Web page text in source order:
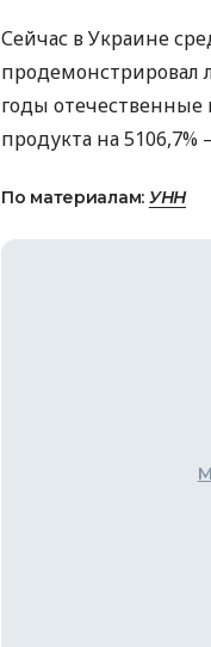
Сейчас в Украине
продемонстрировал
годы отечественные
продукта на
По материалам: УНН